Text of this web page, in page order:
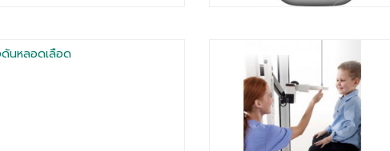
นหลอดเลือด